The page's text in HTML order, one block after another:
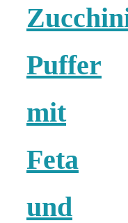
Puffer
mit
Feta
und